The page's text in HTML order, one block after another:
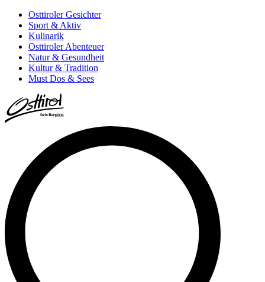
Osttiroler Gesichter
Sport & Aktiv
Kulinarik
Osttiroler Abenteuer
Natur & Gesundheit
Kultur & Tradition
Must Dos & Sees